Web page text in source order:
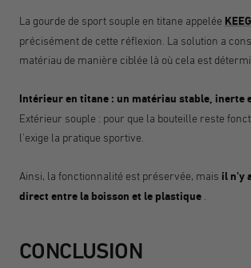
La gourde de sport souple en titane appelée
précisément de cette réflexion. La solution a
matériau de manière ciblée là où cela est
Intérieur en titane : un matériau stable, inerte
Extérieur souple : pour que la bouteille reste
l'exige la pratique sportive.
Ainsi, la fonctionnalité est préservée, mais il n'y
direct entre la boisson et le plastique
CONCLUSION